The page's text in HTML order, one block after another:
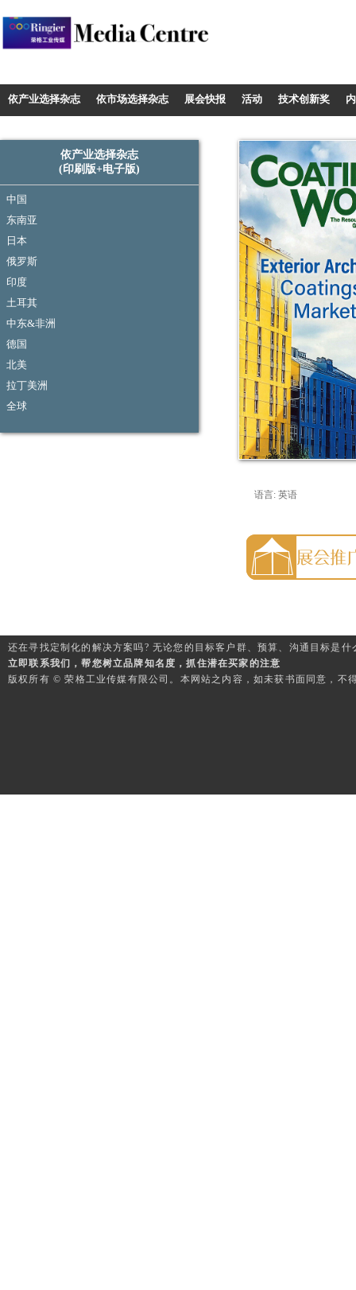
依产业选择杂志 依市场选择杂志 展会快报 活动 技术创新奖
依产业选择杂志
(印刷版+电子版)
中国
东南亚
日本
俄罗斯
印度
土耳其
中东&非洲
德国
北美
拉丁美洲
全球
语言: 英语
还在寻找定制化的解决方案吗? 无论您的目标客户群、预算、沟通目标是
立即联系我们，帮您树立品牌知名度，抓住潜在买家的注意
版权所有 © 荣格工业传媒有限公司。本网站之内容，如未获书面同意，不